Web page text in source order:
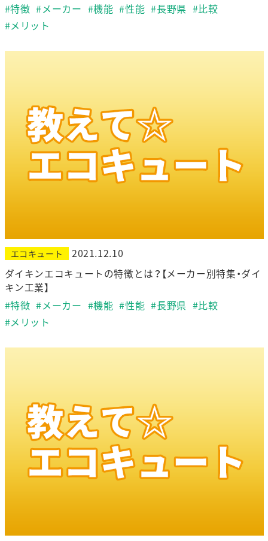
#特徴 #メーカー #機能 #性能 #長野県 #比較
#メリット
エコキュート 2021.12.10
ダイキンエコキュートの特徴とは？【メーカー別特集・ダイ
キン工業】
#特徴 #メーカー #機能 #性能 #長野県 #比較
#メリット